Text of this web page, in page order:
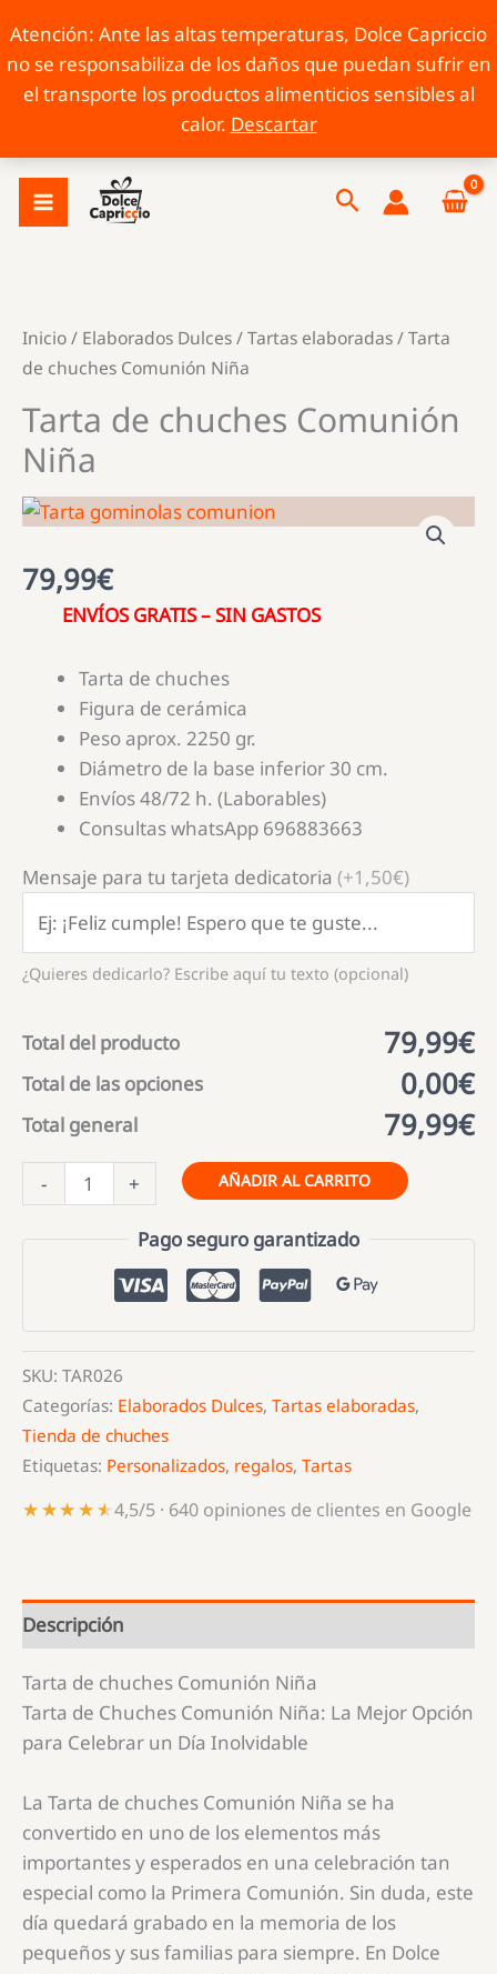
Atención: Ante las altas temperaturas, Dolce Capriccio
no se responsabiliza de los daños que puedan sufrir en
el transporte los productos alimenticios sensibles al
calor. Descartar
contenido
Buscar
Inicio/ Elaborados Dulces/Tartas elaboradas/ Tarta
de chuches Comunión Niña
Tarta de chuches Comunión
Niña
79,99€
ENVÍOS GRATIS – SIN GASTOS
Tarta de chuches
Figura de cerámica
Peso aprox. 2250 gr.
Diámetro de la base inferior 30 cm.
Envíos 48/72 h. (Laborables)
Consultas whatsApp 696883663
Mensaje para tu tarjeta dedicatoria (+1,50€)
¿Quieres dedicarlo? Escribe aquí tu texto (opcional)
Total del producto 79,99€
Total de las opciones 0,00€
Total general 79,99€
-
de
chuches
cantidad
+ AÑADIR AL CARRITO
Pago seguro garantizado
SKU: TAR026
Categorías: Elaborados Dulces, Tartas elaboradas,
Tienda de chuches
Etiquetas: Personalizados, regalos, Tartas
★★★★★
★★★★★4,5/5 · 640 opiniones de clientes en Google
Descripción
Tarta de chuches Comunión Niña
Tarta de Chuches Comunión Niña: La Mejor Opción
para Celebrar un Día Inolvidable
La Tarta de chuches Comunión Niña se ha
convertido en uno de los elementos más
importantes y esperados en una celebración tan
especial como la Primera Comunión. Sin duda, este
día quedará grabado en la memoria de los
pequeños y sus familias para siempre. En Dolce